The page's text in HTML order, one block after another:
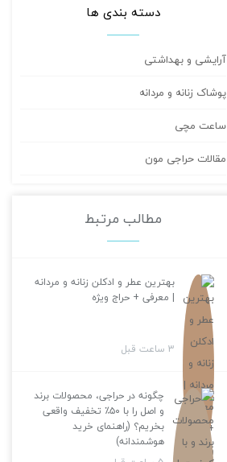
دسته بندی ها
آرایشی و بهداشتی
پوشاک زنانه و مردانه
ساعت مچی
مقالات حراجی مون
مطالب مرتبط
بهترین عطر و ادکلن زنانه و مردانه
| معرفی + حراج ویژه
3 ساعت قبل
چگونه در حراجی، محصولات برند
و اصل را با ۵۰٪ تخفیف واقعی
بخریم؟ (راهنمای خرید
هوشمندانه)